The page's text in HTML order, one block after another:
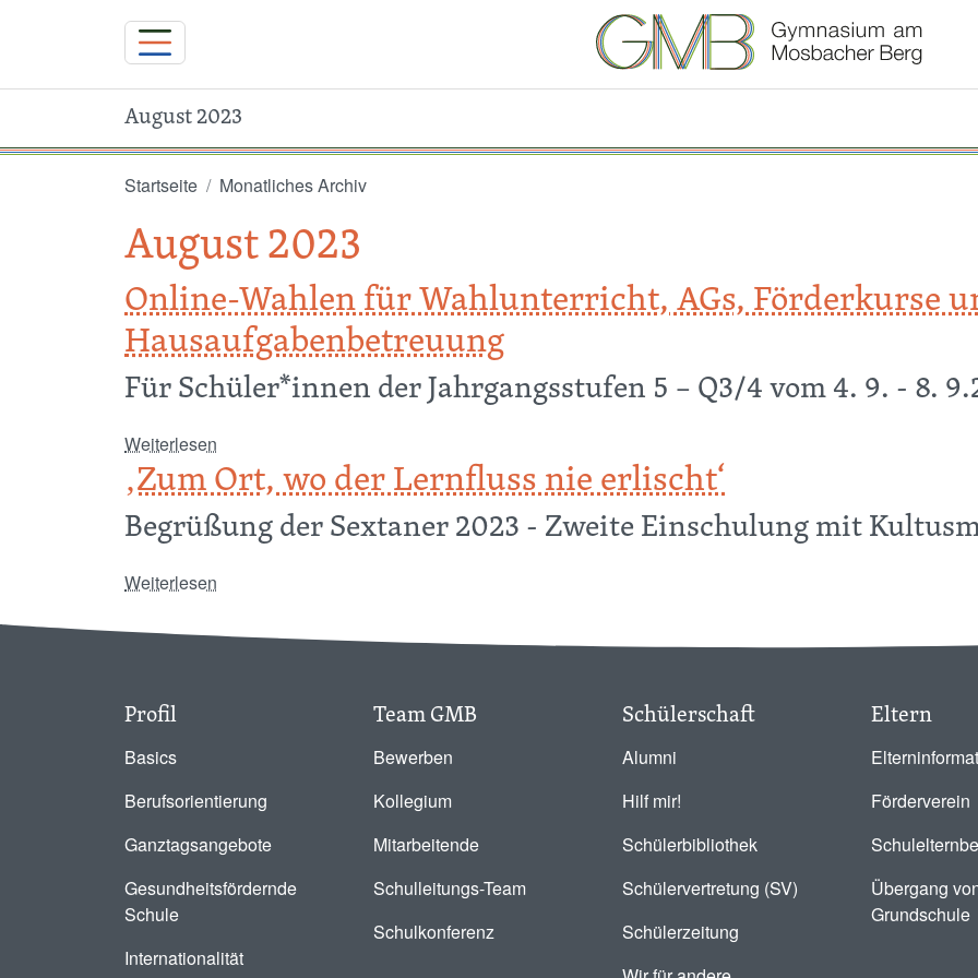
August 2023
Startseite Monatliches Archiv
August 2023
Online-Wahlen für Wahlunterricht, AGs, Förderkurse
Hausaufgabenbetreuung
Für Schüler*innen der Jahrgangsstufen 5 – Q3/4 vom 4. 9. - 8.
Weiterlesen
‚Zum Ort, wo der Lernfluss nie erlischt‘
Begrüßung der Sextaner 2023 - Zweite Einschulung mit
Weiterlesen
Profil
Basics
Berufsorientierung
Ganztagsangebote
Gesundheitsfördernde
Schule
Internationalität
Team GMB
Bewerben
Kollegium
Mitarbeitende
Schulleitungs-Team
Schulkonferenz
Schülerschaft
Alumni
Hilf mir!
Schülerbibliothek
Schülervertretung (SV)
Schülerzeitung
Eltern
Förderverein
Übergang
Grundschule